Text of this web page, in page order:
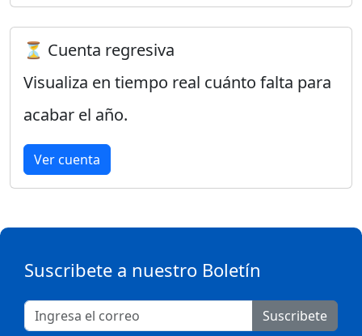
⏳ Cuenta regresiva
Visualiza en tiempo real cuánto falta para
acabar el año.
Ver cuenta
Suscribete a nuestro Boletín
Suscribete